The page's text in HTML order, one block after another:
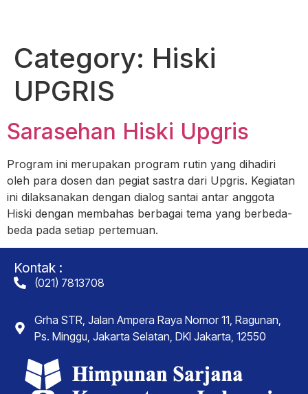
Category: Hiski
UPGRIS
Sarasehan Hiski Upgris
Program ini merupakan program rutin yang dihadiri
oleh para dosen dan pegiat sastra dari Upgris. Kegiatan
ini dilaksanakan dengan dialog santai antar anggota
Hiski dengan membahas berbagai tema yang berbeda-
beda pada setiap pertemuan.
Kontak :
(021) 7813708
Grha STR, Jalan Ampera Raya Nomor 11, Ragunan,
Ps. Minggu, Jakarta Selatan, DKI Jakarta, 12550